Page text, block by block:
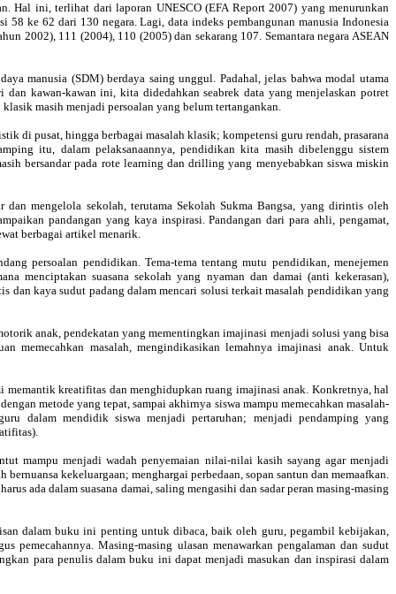
Hal ini, terlihat dari laporan UNESCO (EFA Report 2007) yang menurunkan
ke 62 dari 130 negara. Lagi, data indeks pembangunan manusia Indonesia
2002), 111 (2004), 110 (2005) dan sekarang 107. Semantara negara ASEAN
manusia (SDM) berdaya saing unggul. Padahal, jelas bahwa modal utama
kawan-kawan ini, kita didedahkan seabrek data yang menjelaskan potret
masih menjadi persoalan yang belum tertangankan.
di pusat, hingga berbagai masalah klasik; kompetensi guru rendah, prasarana
itu, dalam pelaksanaannya, pendidikan kita masih dibelenggu sistem
bersandar pada rote learning dan drilling yang menyebabkan siswa miskin
mengelola sekolah, terutama Sekolah Sukma Bangsa, yang dirintis oleh
pandangan yang kaya inspirasi. Pandangan dari para ahli, pengamat,
berbagai artikel menarik.
persoalan pendidikan. Tema-tema tentang mutu pendidikan, menejemen
menciptakan suasana sekolah yang nyaman dan damai (anti kekerasan),
dan kaya sudut padang dalam mencari solusi terkait masalah pendidikan yang
anak, pendekatan yang mementingkan imajinasi menjadi solusi yang bisa
memecahkan masalah, mengindikasikan lemahnya imajinasi anak. Untuk
kreatifitas dan menghidupkan ruang imajinasi anak. Konkretnya, hal
metode yang tepat, sampai akhirnya siswa mampu memecahkan masalah-
dalam mendidik siswa menjadi pertaruhan; menjadi pendamping yang
mampu menjadi wadah penyemaian nilai-nilai kasih sayang agar menjadi
kekeluargaan; menghargai perbedaan, sopan santun dan memaafkan.
ada dalam suasana damai, saling mengasihi dan sadar peran masing-masing
dalam buku ini penting untuk dibaca, baik oleh guru, pegambil kebijakan,
pemecahannya. Masing-masing ulasan menawarkan pengalaman dan sudut
para penulis dalam buku ini dapat menjadi masukan dan inspirasi dalam